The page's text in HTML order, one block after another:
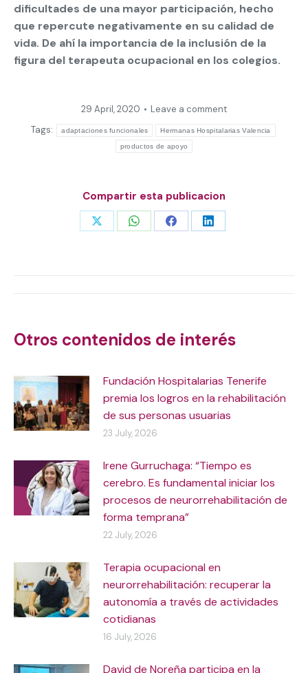
dificultades de una mayor participación, hecho
que repercute negativamente en su calidad de
vida. De ahí la importancia de la inclusión de la
figura del terapeuta ocupacional en los colegios.
29 April, 2020
Leave a comment
Tags:
adaptaciones funcionales Hermanas Hospitalarias Valencia
productos de apoyo
Compartir esta publicacion
Share Share Share Share
Otros contenidos de interés
Fundación Hospitalarias Tenerife
premia los logros en la rehabilitación
de sus personas usuarias
23 July, 2026
Irene Gurruchaga: “Tiempo es
cerebro. Es fundamental iniciar los
procesos de neurorrehabilitación de
forma temprana”
22 July, 2026
Terapia ocupacional en
neurorrehabilitación: recuperar la
autonomía a través de actividades
cotidianas
16 July, 2026
David de Noreña participa en la